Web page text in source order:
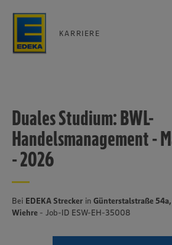
KARRIERE
Duales Studium: BWL-
Handelsmanagement -
- 2026
Bei EDEKA Strecker in Günterstalstraße
Wiehre - Job-ID ESW-EH-35008